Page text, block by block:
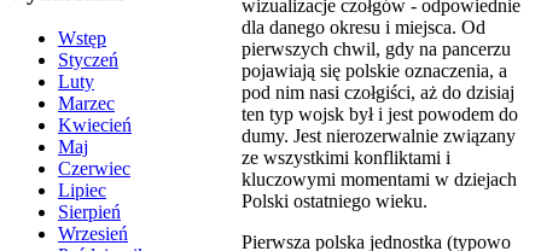
Wstęp
Styczeń
Luty
Marzec
Kwiecień
Maj
Czerwiec
Lipiec
Sierpień
Wrzesień
wizualizacje czołgów - odpowiednie
dla danego okresu i miejsca. Od
pierwszych chwil, gdy na pancerzu
pojawiają się polskie oznaczenia, a
pod nim nasi czołgiści, aż do dzisiaj
ten typ wojsk był i jest powodem do
dumy. Jest nierozerwalnie związany
ze wszystkimi konfliktami i
kluczowymi momentami w dziejach
Polski ostatniego wieku.
Pierwsza polska jednostka (typowo